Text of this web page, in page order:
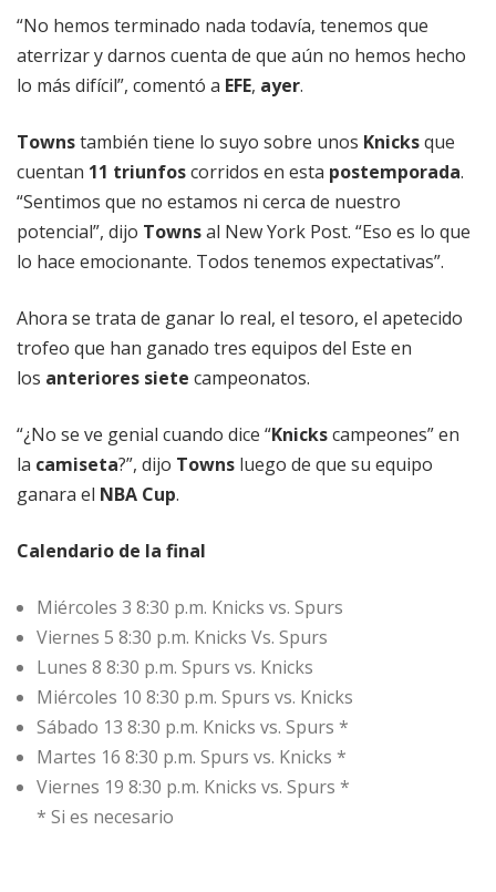
“No hemos terminado nada todavía, tenemos que
aterrizar y darnos cuenta de que aún no hemos hecho
lo más difícil”, comentó a EFE, ayer.
Townstambién tiene lo suyo sobre unos Knicksque
cuentan 11 triunfoscorridos en esta postemporada.
“Sentimos que no estamos ni cerca de nuestro
potencial”, dijo Townsal New York Post. “Eso es lo que
lo hace emocionante. Todos tenemos expectativas”.
Ahora se trata de ganar lo real, el tesoro, el apetecido
trofeo que han ganado tres equipos del Este en
los anteriores siete campeonatos.
“¿No se ve genial cuando dice “Knickscampeones” en
la camiseta?”, dijo Towns luego de que su equipo
ganara el NBA Cup.
Calendario de la final
Miércoles 3 8:30 p.m. Knicks vs. Spurs
Viernes 5 8:30 p.m. Knicks Vs. Spurs
Lunes 8 8:30 p.m. Spurs vs. Knicks
Miércoles 10 8:30 p.m. Spurs vs. Knicks
Sábado 13 8:30 p.m. Knicks vs. Spurs *
Martes 16 8:30 p.m. Spurs vs. Knicks *
Viernes 19 8:30 p.m. Knicks vs. Spurs *
* Si es necesario